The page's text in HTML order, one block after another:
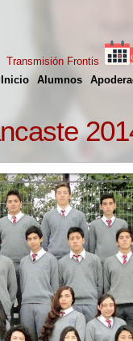
Inicio Alumnos
Transmisión Frontis